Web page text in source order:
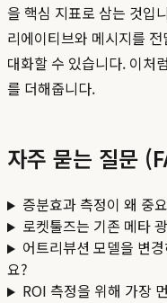
을 핵심 지표로 삼는 것입
리에이티브와 메시지를
대화할 수 있습니다. 이처
를 더해줍니다.
자주 묻는 질문
증분효과 측정이 왜 중
로켓툴즈는 기존 메타
어트리뷰션 모델을 변
요?
ROI 측정을 위해 가장